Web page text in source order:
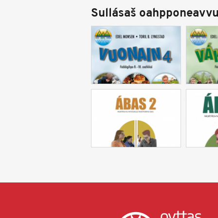
Sullásaš